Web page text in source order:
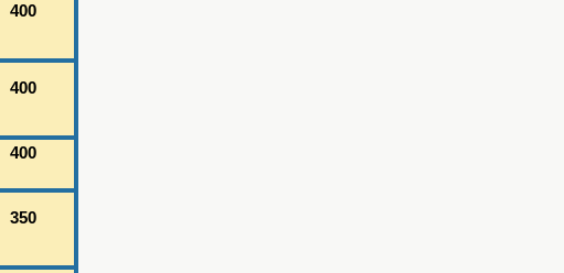
400
400
400
350